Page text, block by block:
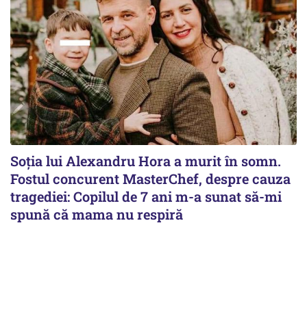
Soția lui Alexandru Hora a murit în somn.
Fostul concurent MasterChef, despre cauza
tragediei: Copilul de 7 ani m-a sunat să-mi
spună că mama nu respiră